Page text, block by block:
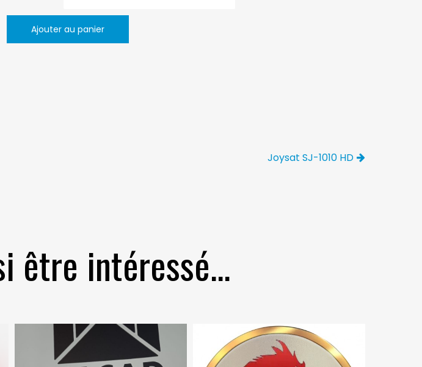
Ajouter au panier
Joysat SJ-1010 HD
être intéressé...